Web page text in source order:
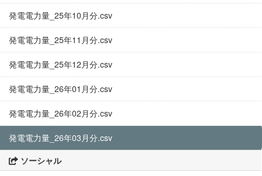
発電電力量_25年10月分.csv
発電電力量_25年11月分.csv
発電電力量_25年12月分.csv
発電電力量_26年01月分.csv
発電電力量_26年02月分.csv
発電電力量_26年03月分.csv
ソーシャル